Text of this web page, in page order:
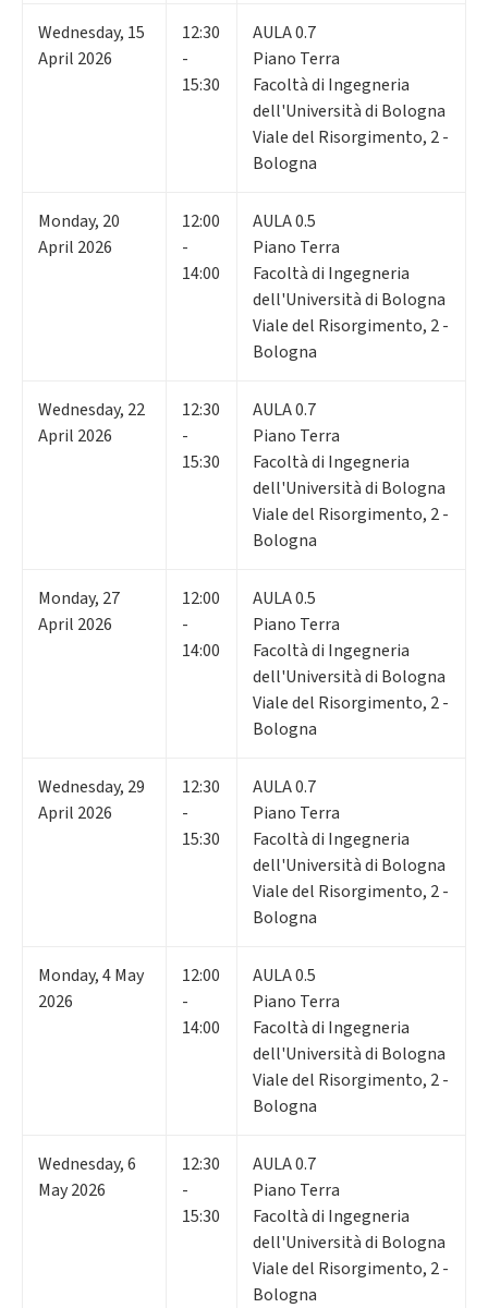
Wednesday, 15
April 2026
12:30
-
15:30
AULA 0.7
Piano Terra
Facoltà di Ingegneria
dell'Università di Bologna
Viale del Risorgimento, 2 -
Bologna
Monday, 20
April 2026
12:00
-
14:00
AULA 0.5
Piano Terra
Facoltà di Ingegneria
dell'Università di Bologna
Viale del Risorgimento, 2 -
Bologna
Wednesday, 22
April 2026
12:30
-
15:30
AULA 0.7
Piano Terra
Facoltà di Ingegneria
dell'Università di Bologna
Viale del Risorgimento, 2 -
Bologna
Monday, 27
April 2026
12:00
-
14:00
AULA 0.5
Piano Terra
Facoltà di Ingegneria
dell'Università di Bologna
Viale del Risorgimento, 2 -
Bologna
Wednesday, 29
April 2026
12:30
-
15:30
AULA 0.7
Piano Terra
Facoltà di Ingegneria
dell'Università di Bologna
Viale del Risorgimento, 2 -
Bologna
Monday,4May
2026
12:00
-
14:00
AULA 0.5
Piano Terra
Facoltà di Ingegneria
dell'Università di Bologna
Viale del Risorgimento, 2 -
Bologna
Wednesday,6
May 2026
12:30
-
15:30
AULA 0.7
Piano Terra
Facoltà di Ingegneria
dell'Università di Bologna
Viale del Risorgimento, 2 -
Bologna